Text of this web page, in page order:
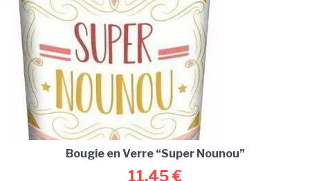
Bougie en Verre “Super Nounou”
11,45€